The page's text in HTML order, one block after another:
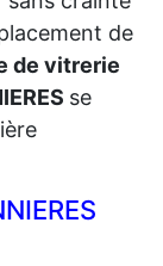
de
de vitrerie
se